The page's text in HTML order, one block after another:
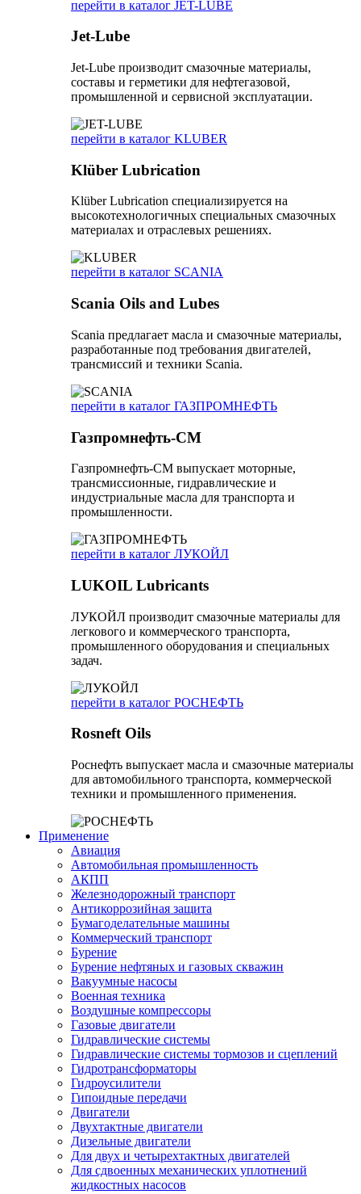
перейти в каталог JET-LUBE
Jet-Lube
Jet-Lube производит смазочные материалы,
составы и герметики для нефтегазовой,
промышленной и сервисной эксплуатации.
перейти в каталог KLUBER
Klüber Lubrication
Klüber Lubrication специализируется на
высокотехнологичных специальных смазочных
материалах и отраслевых решениях.
перейти в каталог SCANIA
Scania Oils and Lubes
Scania предлагает масла и смазочные материалы,
разработанные под требования двигателей,
трансмиссий и техники Scania.
перейти в каталог ГАЗПРОМНЕФТЬ
Газпромнефть-СМ
Газпромнефть-СМ выпускает моторные,
трансмиссионные, гидравлические и
индустриальные масла для транспорта и
промышленности.
перейти в каталог ЛУКОЙЛ
LUKOIL Lubricants
ЛУКОЙЛ производит смазочные материалы для
легкового и коммерческого транспорта,
промышленного оборудования и специальных
задач.
перейти в каталог РОСНЕФТЬ
Rosneft Oils
Роснефть выпускает масла и смазочные материалы
для автомобильного транспорта, коммерческой
техники и промышленного применения.
Применение
Авиация
Автомобильная промышленность
АКПП
Железнодорожный транспорт
Антикоррозийная защита
Бумагоделательные машины
Коммерческий транспорт
Бурение
Бурение нефтяных и газовых скважин
Вакуумные насосы
Военная техника
Воздушные компрессоры
Газовые двигатели
Гидравлические системы
Гидравлические системы тормозов и сцеплений
Гидротрансформаторы
Гидроусилители
Гипоидные передачи
Двигатели
Двухтактные двигатели
Дизельные двигатели
Для двух и четырехтактных двигателей
Для сдвоенных механических уплотнений
жидкостных насосов